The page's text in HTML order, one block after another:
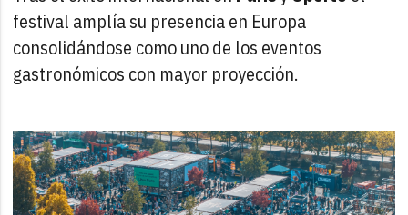
festival amplía su presencia en Europa
consolidándose como uno de los eventos
gastronómicos con mayor proyección.